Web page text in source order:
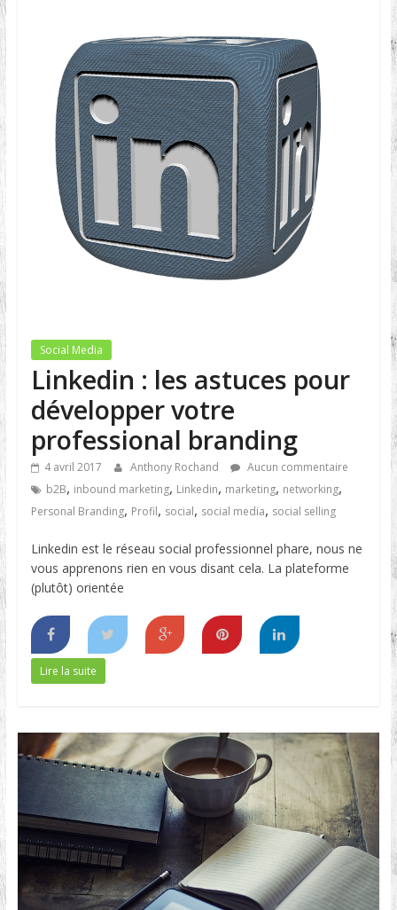
Social Media
Linkedin : les astuces pour
développer votre
professional branding
4 avril 2017 Anthony Rochand
Aucun commentaire
b2B, inbound marketing, Linkedin, marketing, networking,
Personal Branding, Profil, social, social media, social selling
Linkedin est le réseau social professionnel phare, nous ne
vous apprenons rien en vous disant cela. La plateforme
(plutôt) orientée
Lire la suite